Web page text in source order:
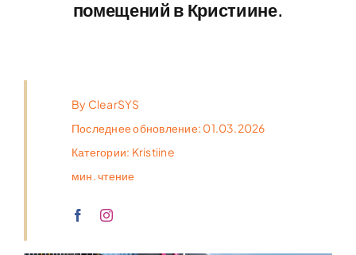
помещений в Кристиине.
By ClearSYS
Последнее обновление: 01.03.2026
Категории: Kristiine
мин. чтение